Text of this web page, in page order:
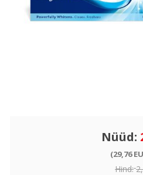
Nüüd:
(29,76
Hind: